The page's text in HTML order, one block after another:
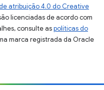
atribuição 4.0 do Creative
licenciadas de acordo com
consulte aspolíticas do
marca registrada da Oracle